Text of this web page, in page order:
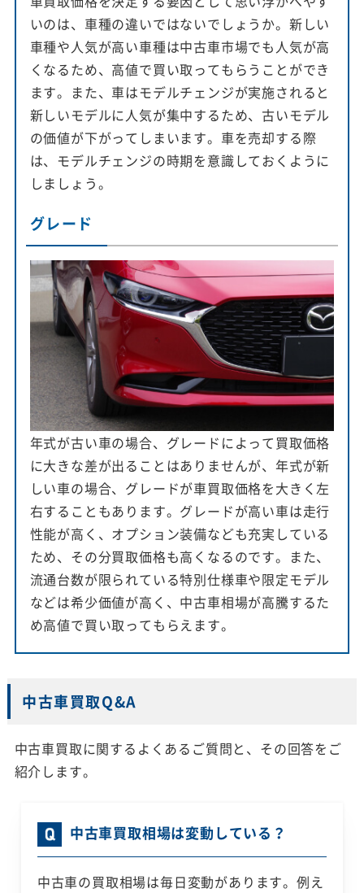
いのは、車種の違いではないでしょうか。新しい
車種や人気が高い車種は中古車市場でも人気が高
くなるため、高値で買い取ってもらうことができ
ます。また、車はモデルチェンジが実施されると
新しいモデルに人気が集中するため、古いモデル
の価値が下がってしまいます。車を売却する際
は、モデルチェンジの時期を意識しておくように
しましょう。
グレード
年式が古い車の場合、グレードによって買取価格
に大きな差が出ることはありませんが、年式が新
しい車の場合、グレードが車買取価格を大きく左
右することもあります。グレードが高い車は走行
性能が高く、オプション装備なども充実している
ため、その分買取価格も高くなるのです。また、
流通台数が限られている特別仕様車や限定モデル
などは希少価値が高く、中古車相場が高騰するた
め高値で買い取ってもらえます。
中古車買取Q&A
中古車買取に関するよくあるご質問と、その回答をご
紹介します。
中古車買取相場は変動している？
中古車の買取相場は毎日変動があります。例え